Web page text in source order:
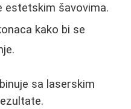
estetskim šavovima.
kako bi se
sa laserskim